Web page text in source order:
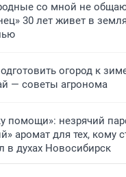
со мной не
30 лет живет в
огород к
— советы агронома
помощи»: незрячий
аромат для тех, кому
в духах Новосибирск